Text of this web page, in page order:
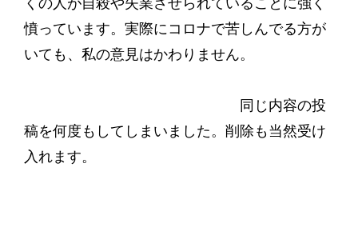
憤っています。実際にコロナで苦しんでる方が
いても、私の意見はかわりません。
同じ内容の投
稿を何度もしてしまいました。削除も当然受け
入れます。